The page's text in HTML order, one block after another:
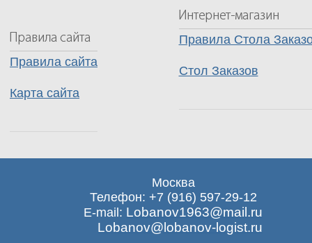
Правила Стола
Стол Заказов
Правила сайта
Карта сайта
Москва
Телефон: +7 (916) 597-29-12
E-mail: Lobanov1963@mail.ru
Lobanov@lobanov-logist.ru